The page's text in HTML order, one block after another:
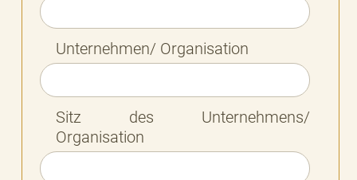
Unternehmen/ Organisation
Sitz des Unternehmens/
Organisation